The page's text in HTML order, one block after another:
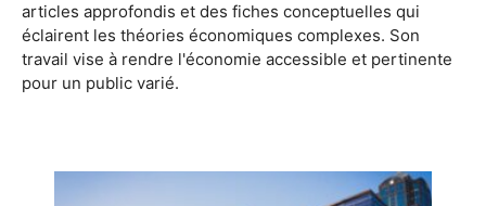
articles approfondis et des fiches conceptuelles qui
éclairent les théories économiques complexes. Son
travail vise à rendre l'économie accessible et pertinente
pour un public varié.